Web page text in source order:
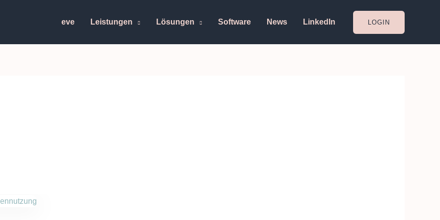
eve Leistungen Lösungen Software News LinkedIn LOGIN